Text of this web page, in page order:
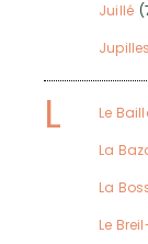
Juillé
Jupilles
L Le
La
La
Le